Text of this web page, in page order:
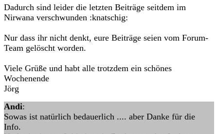
Dadurch sind leider die letzten Beiträge seitdem im
Nirwana verschwunden :knatschig:
Nur dass ihr nicht denkt, eure Beiträge seien vom Forum-
Team gelöscht worden.
Viele Grüße und habt alle trotzdem ein schönes
Wochenende
Jörg
Andi:
Sowas ist natürlich bedauerlich .... aber Danke für die
Info.